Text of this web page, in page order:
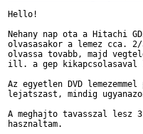
Hello!
Nehany nap ota a Hitachi
olvasasakor a lemez cca.
olvassa tovabb, majd
ill. a gep kikapcsolasaval
Az egyetlen DVD
lejatszast, mindig
A meghajto tavasszal lesz
hasznaltam.